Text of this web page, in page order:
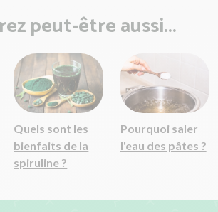
peut-être aussi...
Quels sont les
bienfaits de la
spiruline ?
Pourquoi saler
l'eau des pâtes ?